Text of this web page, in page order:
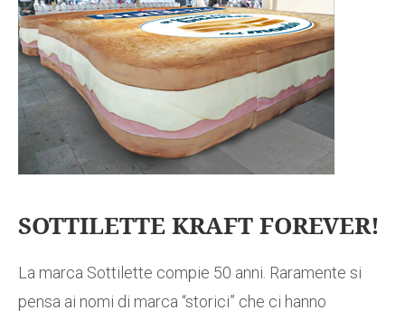
SOTTILETTE KRAFT FOREVER!
La marca Sottilette compie 50 anni. Raramente si
pensa ai nomi di marca “storici” che ci hanno